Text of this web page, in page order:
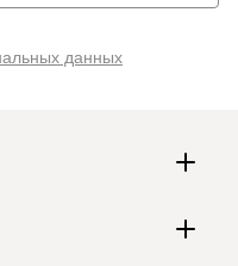
данных